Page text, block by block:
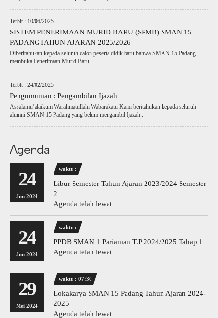
Terbit : 10/06/2025
SISTEM PENERIMAAN MURID BARU (SPMB) SMAN 15
PADANGTAHUN AJARAN 2025/2026
Diberitahukan kepada seluruh calon peserta didik baru bahwa SMAN 15 Padang
membuka Penerimaan Murid Baru..
Terbit : 24/02/2025
Pengumuman : Pengambilan Ijazah
Assalamu’alaikum Warahmatullahi Wabarakatu Kami beritahukan kepada seluruh
alumni SMAN 15 Padang yang belum mengambil Ijazah..
Agenda
24
Jun 2024
waktu :
Libur Semester Tahun Ajaran 2023/2024 Semester
2
Agenda telah lewat
24
Jun 2024
waktu :
PPDB SMAN 1 Pariaman T.P 2024/2025 Tahap 1
Agenda telah lewat
29
Mei 2024
waktu : 07:30
Lokakarya SMAN 15 Padang Tahun Ajaran 2024-
2025
Agenda telah lewat